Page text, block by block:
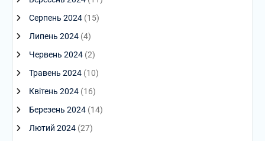
Серпень 2024(15)
Липень 2024(4)
Червень 2024(2)
Травень 2024(10)
Квітень 2024(16)
Березень 2024(14)
Лютий 2024(27)